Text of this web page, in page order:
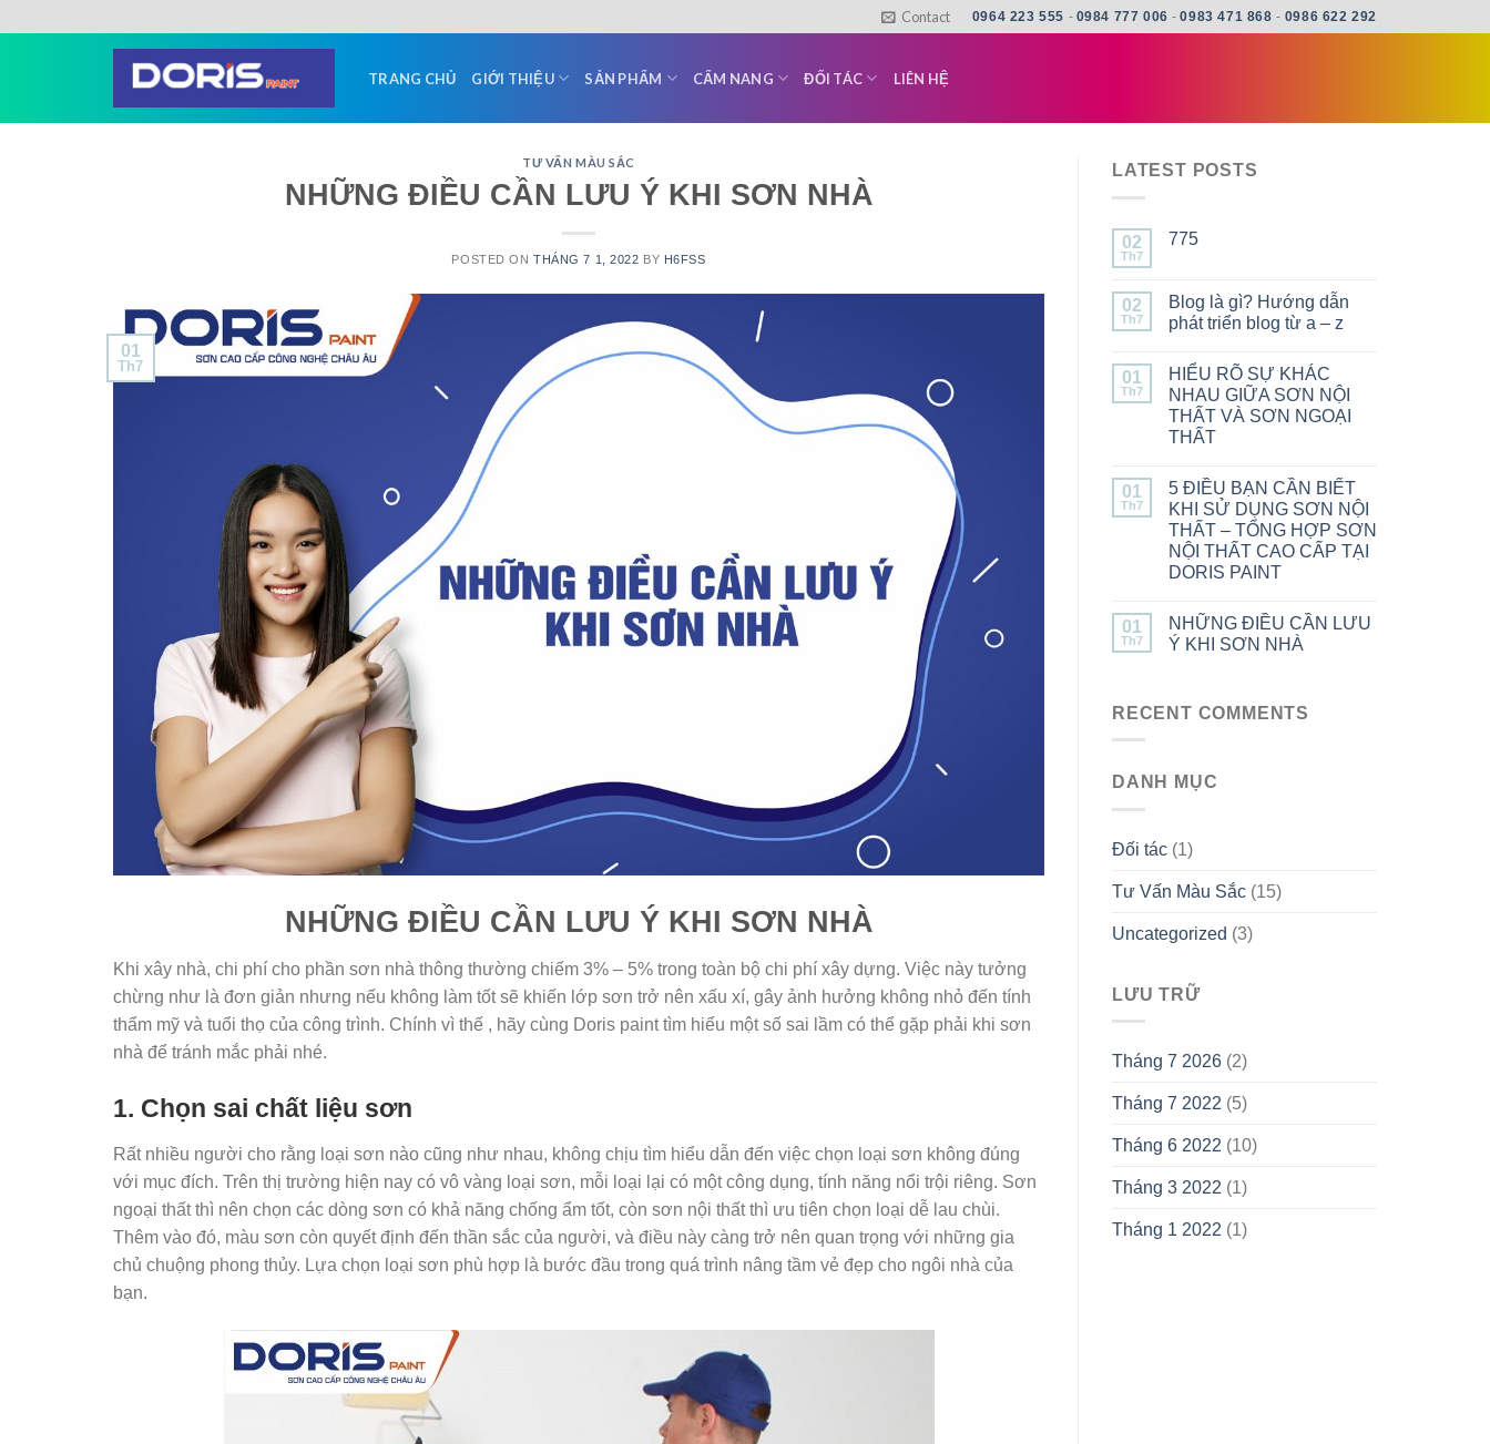
Contact 0964 223 555 - 0984 777 006 -0983 471 868 - 0986 622 292
TRANG CHỦ GIỚI THIỆU SẢN PHẨM CẨM NANG ĐỐI TÁC LIÊN HỆ
TƯ VẤN MÀU SẮC
NHỮNG ĐIỀU CẦN LƯU Ý KHI SƠN NHÀ
POSTED ONTHÁNG 7 1, 2022 BY H6FSS
01
Th7
NHỮNG ĐIỀU CẦN LƯU Ý KHI SƠN NHÀ
Khi xây nhà, chi phí cho phần sơn nhà thông thường chiếm 3% – 5% trong toàn bộ chi phí xây dựng. Việc này tưởng
chừng như là đơn giản nhưng nếu không làm tốt sẽ khiến lớp sơn trở nên xấu xí, gây ảnh hưởng không nhỏ đến tính
thẩm mỹ và tuổi thọ của công trình. Chính vì thế , hãy cùng Doris paint tìm hiểu một số sai lầm có thể gặp phải khi sơn
nhà để tránh mắc phải nhé.
1. Chọn sai chất liệu sơn
Rất nhiều người cho rằng loại sơn nào cũng như nhau, không chịu tìm hiểu dẫn đến việc chọn loại sơn không đúng
với mục đích. Trên thị trường hiện nay có vô vàng loại sơn, mỗi loại lại có một công dụng, tính năng nổi trội riêng. Sơn
ngoại thất thì nên chọn các dòng sơn có khả năng chống ẩm tốt, còn sơn nội thất thì ưu tiên chọn loại dễ lau chùi.
Thêm vào đó, màu sơn còn quyết định đến thần sắc của người, và điều này càng trở nên quan trọng với những gia
chủ chuộng phong thủy. Lựa chọn loại sơn phù hợp là bước đầu trong quá trình nâng tầm vẻ đẹp cho ngôi nhà của
bạn.
LATEST POSTS
02
Th7
775
02
Th7
Blog là gì? Hướng dẫn
phát triển blog từ a – z
01
Th7
HIỂU RÕ SỰ KHÁC
NHAU GIỮA SƠN NỘI
THẤT VÀ SƠN NGOẠI
THẤT
01
Th7
5 ĐIỀU BẠN CẦN BIẾT
KHI SỬ DỤNG SƠN NỘI
THẤT – TỔNG HỢP SƠN
NỘI THẤT CAO CẤP TẠI
DORIS PAINT
01
Th7
NHỮNG ĐIỀU CẦN LƯU
Ý KHI SƠN NHÀ
RECENT COMMENTS
DANH MỤC
Đối tác (1)
Tư Vấn Màu Sắc (15)
Uncategorized (3)
LƯU TRỮ
Tháng 7 2026 (2)
Tháng 7 2022 (5)
Tháng 6 2022 (10)
Tháng 3 2022 (1)
Tháng 1 2022 (1)